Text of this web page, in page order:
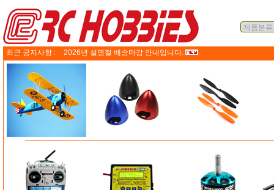
최근 공지사항 : 2026년 설명절 배송마감 안내입니다.